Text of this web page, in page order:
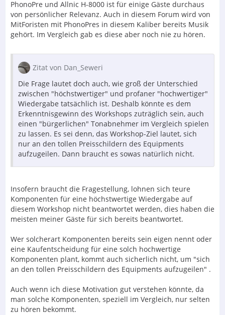
PhonoPre und Allnic H-8000 ist für einige Gäste durchaus
von persönlicher Relevanz. Auch in diesem Forum wird von
MitForisten mit PhonoPres in diesem Kaliber bereits Musik
gehört. Im Vergleich gab es diese aber noch nie zu hören.
Zitat von Dan_Seweri
Die Frage lautet doch auch, wie groß der Unterschied
zwischen "höchstwertiger" und profaner "hochwertiger"
Wiedergabe tatsächlich ist. Deshalb könnte es dem
Erkenntnisgewinn des Workshops zuträglich sein, auch
einen "bürgerlichen" Tonabnehmer im Vergleich spielen
zu lassen. Es sei denn, das Workshop-Ziel lautet, sich
nur an den tollen Preisschildern des Equipments
aufzugeilen. Dann braucht es sowas natürlich nicht.
Insofern braucht die Fragestellung, lohnen sich teure
Komponenten für eine höchstwertige Wiedergabe auf
diesem Workshop nicht beantwortet werden, dies haben die
meisten meiner Gäste für sich bereits beantwortet.
Wer solcherart Komponenten bereits sein eigen nennt oder
eine Kaufentscheidung für eine solch hochwertige
Komponenten plant, kommt auch sicherlich nicht, um "sich
an den tollen Preisschildern des Equipments aufzugeilen" .
Auch wenn ich diese Motivation gut verstehen könnte, da
man solche Komponenten, speziell im Vergleich, nur selten
zu hören bekommt.